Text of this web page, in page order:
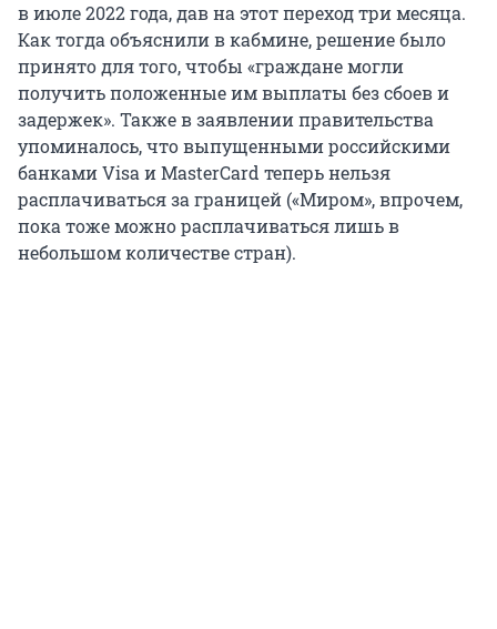
в июле 2022 года, дав на этот переход три месяца.
Как тогда объяснили в кабмине, решение было
принято для того, чтобы «граждане могли
получить положенные им выплаты без сбоев и
задержек». Также в заявлении правительства
упоминалось, что выпущенными российскими
банками Visa и MasterCard теперь нельзя
расплачиваться за границей («Миром», впрочем,
пока тоже можно расплачиваться лишь в
небольшом количестве стран).